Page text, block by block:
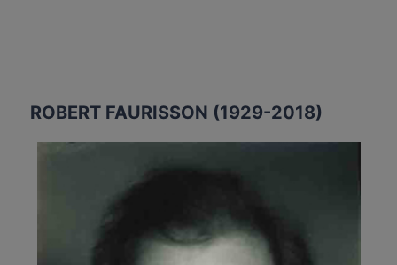
ROBERT FAURISSON (1929-2018)